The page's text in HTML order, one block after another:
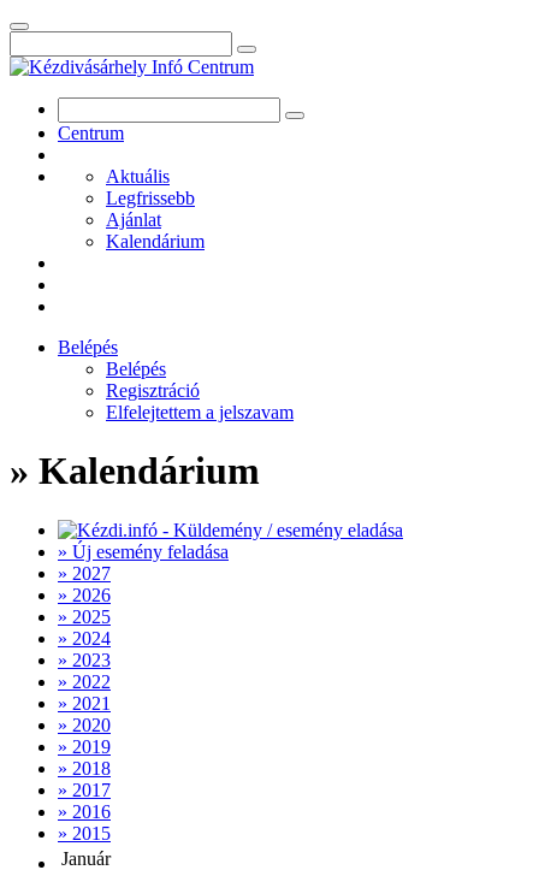
Centrum
Aktuális
Legfrissebb
Ajánlat
Kalendárium
Belépés
Belépés
Regisztráció
Elfelejtettem a jelszavam
» Kalendárium
» Új esemény feladása
» 2027
» 2026
» 2025
» 2024
» 2023
» 2022
» 2021
» 2020
» 2019
» 2018
» 2017
» 2016
» 2015
Január